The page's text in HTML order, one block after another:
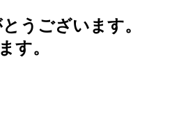
うございます。
す。